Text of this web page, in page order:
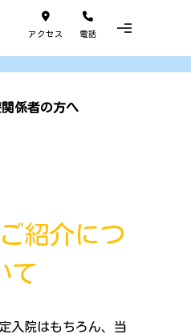
アクセス 電話
関係者の方へ
紹介につ
て
入院はもちろん、当